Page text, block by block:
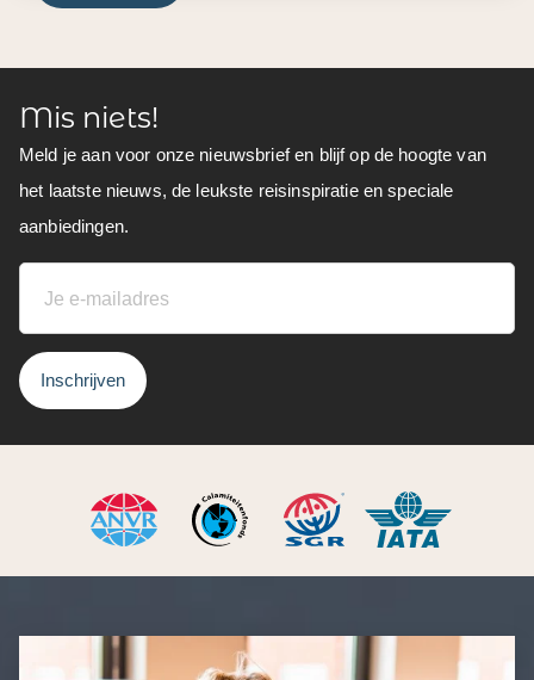
Mis niets!
Meld je aan voor onze nieuwsbrief en blijf op de hoogte van
het laatste nieuws, de leukste reisinspiratie en speciale
aanbiedingen.
Inschrijven